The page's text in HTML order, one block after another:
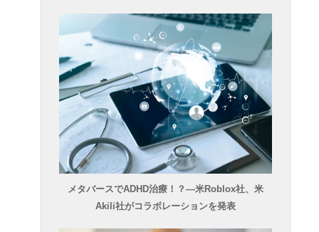
メタバースでADHD治療！？―米Roblox社、米
Akili社がコラボレーションを発表